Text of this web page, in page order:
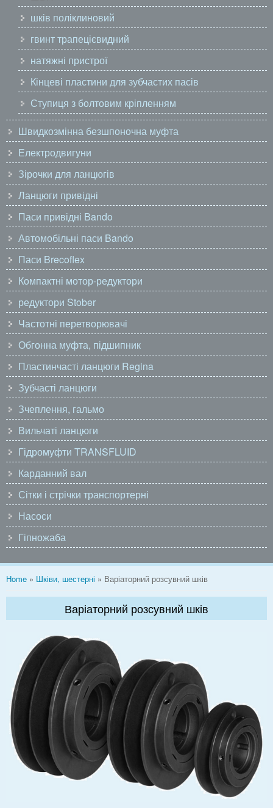
шків поліклиновий
гвинт трапецієвидний
натяжні пристрої
Кінцеві пластини для зубчастих пасів
Ступиця з болтовим кріпленням
Швидкозмінна безшпоночна муфта
Електродвигуни
Зірочки для ланцюгів
Ланцюги привідні
Паси привідні Bando
Автомобільні паси Bando
Паси Brecoflex
Компактні мотор-редуктори
редуктори Stober
Частотні перетворювачі
Обгонна муфта, підшипник
Пластинчасті ланцюги Regina
Зубчасті ланцюги
Зчеплення, гальмо
Вильчаті ланцюги
Гідромуфти TRANSFLUID
Карданний вал
Сітки і стрічки транспортерні
Насоси
Гіпножаба
You are here
Home » Шківи, шестерні » Варіаторний розсувний шків
Варіаторний розсувний шків